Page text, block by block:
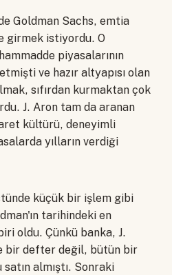
Goldman Sachs, emtia
girmek istiyordu. O
piyasalarının
ve hazır altyapısı olan
sıfırdan kurmaktan çok
J. Aron tam da aranan
kültürü, deneyimli
yılların verdiği
küçük bir işlem gibi
tarihindeki en
oldu. Çünkü banka, J.
bir defter değil, bütün bir
almıştı. Sonraki